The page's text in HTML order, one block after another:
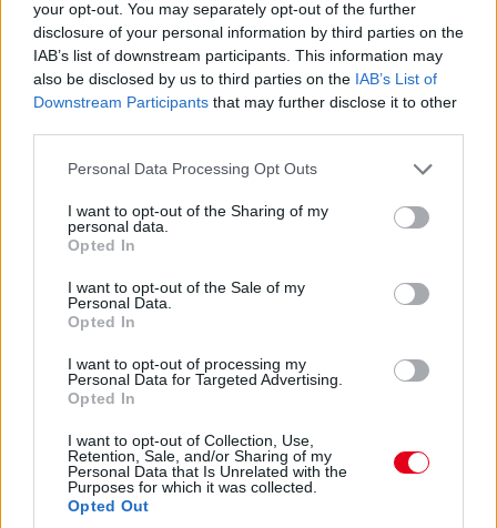
your opt-out. You may separately opt-out of the further
disclosure of your personal information by third parties on the
IAB’s list of downstream participants. This information may
also be disclosed by us to third parties on the IAB’s List of
Downstream Participants that may further disclose it to other
Please note that this website/app uses one or more Google
not limited to your visit or usage behaviour. You may click to
grant or deny consent to Google and its third-party tags to
use your data for below specified purposes in below Google
consent section.
Personal Data Processing Opt Outs
I want to opt-out of the Sharing of my
personal data.
Opted In
I want to opt-out of the Sale of my
Personal Data.
Opted In
I want to opt-out of processing my
Personal Data for Targeted Advertising.
Opted In
I want to opt-out of Collection, Use,
Retention, Sale, and/or Sharing of my
Personal Data that Is Unrelated with the
Purposes for which it was collected.
Opted Out
17:47
Leclerc már Russellre zárkózik fel, hamarosan támadási
közelségben lesz.
17:46
Ocont Antonelli és Verstappen nem tudta megelőzni. De most
elé, Hamilton meg hetediknek Antonelli elé. Beválni látszik a
Ferrari taktikája!
Leclerc megtámadta Norrist a célegyenes végén, de annyira
előzést.